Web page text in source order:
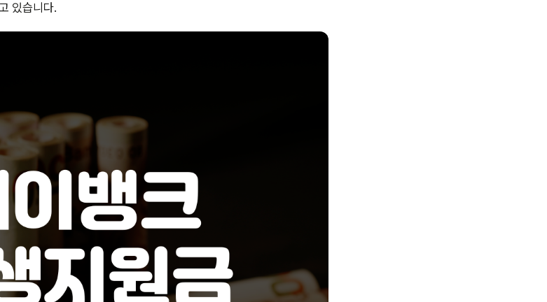
있습니다.